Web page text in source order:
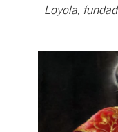
Loyola,